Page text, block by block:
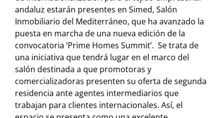
andaluz estarán presentes en Simed, Salón
Inmobiliario del Mediterráneo, que ha avanzado la
puesta en marcha de una nueva edición de la
convocatoria ‘Prime Homes Summit’. Se trata de
una iniciativa que tendrá lugar en el marco del
salón destinada a que promotoras y
comercializadoras presenten su oferta de segunda
residencia ante agentes intermediarios que
trabajan para clientes internacionales. Así, el